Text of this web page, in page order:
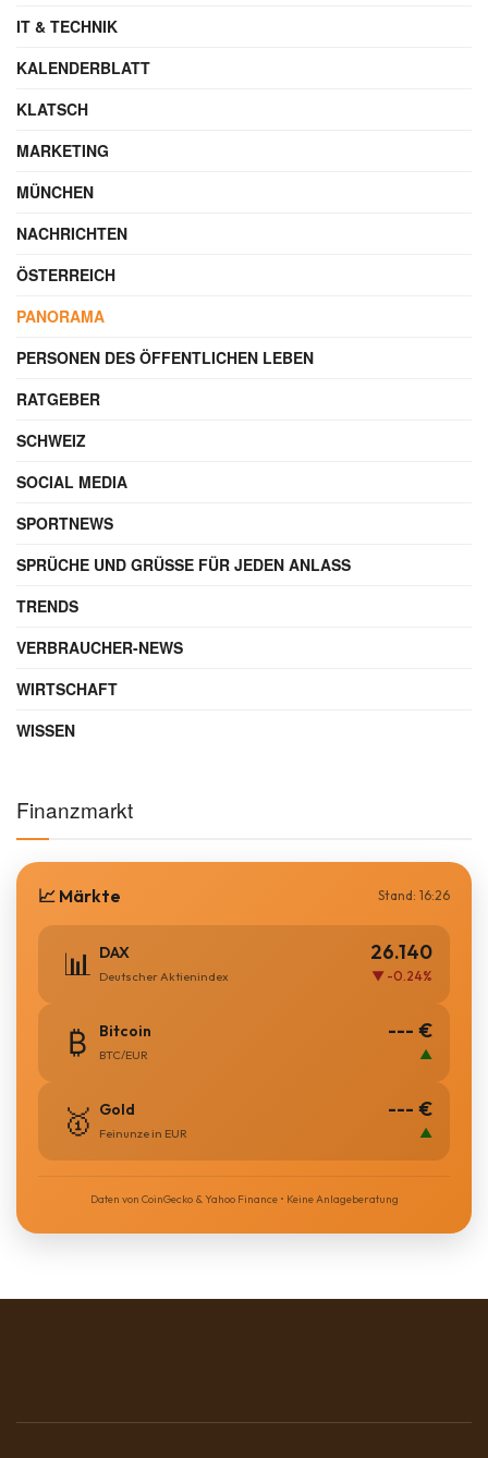
IT & TECHNIK
KALENDERBLATT
KLATSCH
MARKETING
MÜNCHEN
NACHRICHTEN
ÖSTERREICH
PANORAMA
PERSONEN DES ÖFFENTLICHEN LEBEN
RATGEBER
SCHWEIZ
SOCIAL MEDIA
SPORTNEWS
SPRÜCHE UND GRÜSSE FÜR JEDEN ANLASS
TRENDS
VERBRAUCHER-NEWS
WIRTSCHAFT
WISSEN
Finanzmarkt
📈 Märkte Stand: 16:26
📊 DAX
Deutscher Aktienindex
26.140
▼ -0.24%
₿ Bitcoin
BTC/EUR
--- €
▲
🥇 Gold
Feinunze in EUR
--- €
▲
Daten von CoinGecko & Yahoo Finance • Keine Anlageberatung